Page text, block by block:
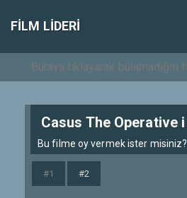
FILM LIDERI
Casus The Operative i
Bu filme oy vermek ister misiniz?
#1 #2